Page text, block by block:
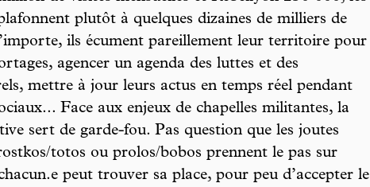
plutôt à quelques dizaines de milliers de
ils écument pareillement leur territoire pour
agencer un agenda des luttes et des
mettre à jour leurs actus en temps réel pendant
Face aux enjeux de chapelles militantes, la
sert de garde-fou. Pas question que les joutes
totos ou prolos/bobos prennent le pas sur
peut trouver sa place, pour peu d’accepter le